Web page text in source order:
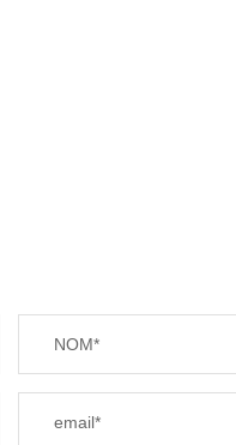
NOM*
email*